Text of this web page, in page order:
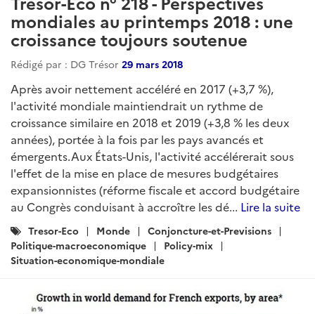
mondiales au printemps 2018 : une
croissance toujours soutenue
Rédigé par : DG Trésor 29 mars 2018
Après avoir nettement accéléré en 2017 (+3,7 %),
l'activité mondiale maintiendrait un rythme de
croissance similaire en 2018 et 2019 (+3,8 % les deux
années), portée à la fois par les pays avancés et
émergents.Aux États-Unis, l'activité accélérerait sous
l'effet de la mise en place de mesures budgétaires
expansionnistes (réforme fiscale et accord budgétaire
au Congrès conduisant à accroître les dé... Lire la suite
Catégories
:
Tresor-Eco Monde
Conjoncture-et-Previsions
Politique-macroeconomique
Policy-mix
Situation-economique-mondiale